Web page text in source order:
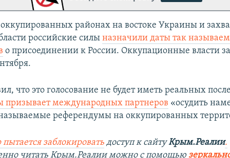
оккупированных районах на востоке Украины и
российские силыназначили даты так
о присоединении к России. Оккупационные власти
что это голосование не будет иметь реальных
международных партнеров «осудить
референдумы на оккупированных
заблокировать доступ к сайтуКрым.Реалии.
читать Крым.Реалии можно с помощью